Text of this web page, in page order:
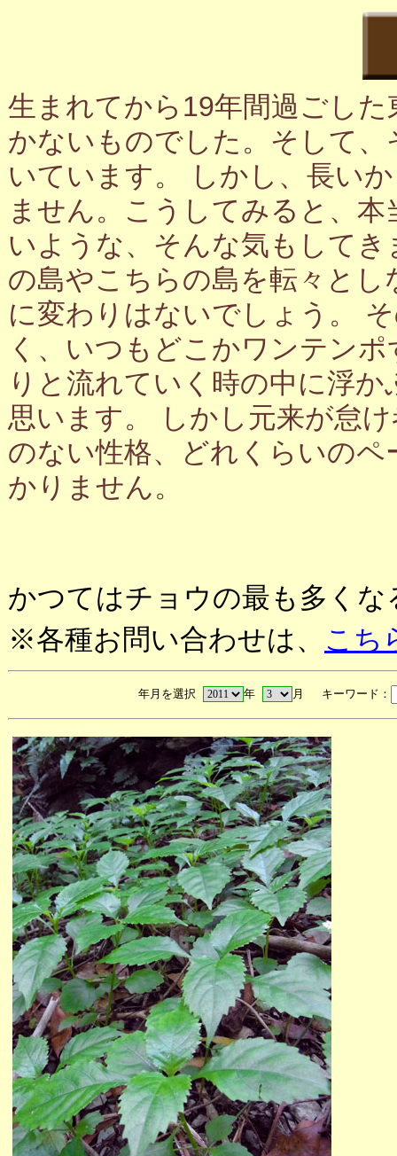
生まれてから19年間過ごし
かないものでした。そして
いています。 しかし、長い
ません。こうしてみると、
いような、そんな気もして
の島やこちらの島を転々と
に変わりはないでしょう。
く、いつもどこかワンテン
りと流れていく時の中に浮
思います。 しかし元来が怠
のない性格、どれくらいの
かりません。
かつてはチョウの最も多く
※各種お問い合わせは、 こち
年月を選択 年 月 キーワード：